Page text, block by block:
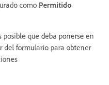
como Permitido
que deba ponerse en
del formulario para obtener